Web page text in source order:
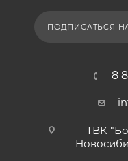
ПОДПИСАТЬСЯ
8
ТВК